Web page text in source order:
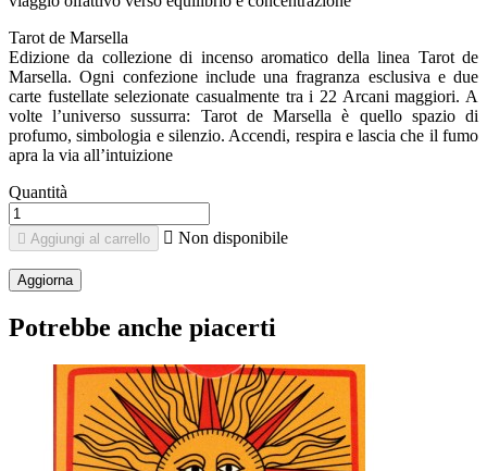
Tarot de Marsella
Edizione da collezione di incenso aromatico della linea Tarot de
Marsella. Ogni confezione include una fragranza esclusiva e due
carte fustellate selezionate casualmente tra i 22 Arcani maggiori. A
volte l’universo sussurra: Tarot de Marsella è quello spazio di
profumo, simbologia e silenzio. Accendi, respira e lascia che il fumo
apra la via all’intuizione
Quantità
 Aggiungi al carrello  Non disponibile
Potrebbe anche piacerti